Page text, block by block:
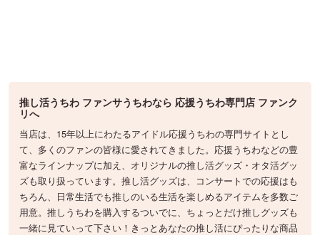
推し活うちわ ファンサうちわなら 応援うちわ専門店 ファンク
リへ
当店は、15年以上にわたるアイドル応援うちわの専門サイトとし
て、多くのファンの皆様に愛されてきました。応援うちわなどの豊
富なラインナップに加え、オリジナルの推し活グッズ・オタ活グッ
ズも取り扱っています。推し活グッズは、コンサートでの応援はも
ちろん、日常生活でも推しのいる生活を楽しめるアイテムを多数ご
用意。推しうちわを購入するついでに、ちょっとだけ推しグッズも
一緒に見ていって下さい！きっとあなたの推し活にぴったりな商品